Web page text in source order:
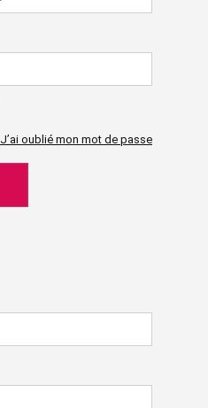
J’ai oublié mon mot de passe